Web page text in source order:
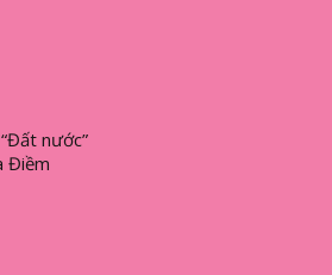
nước”
Điềm